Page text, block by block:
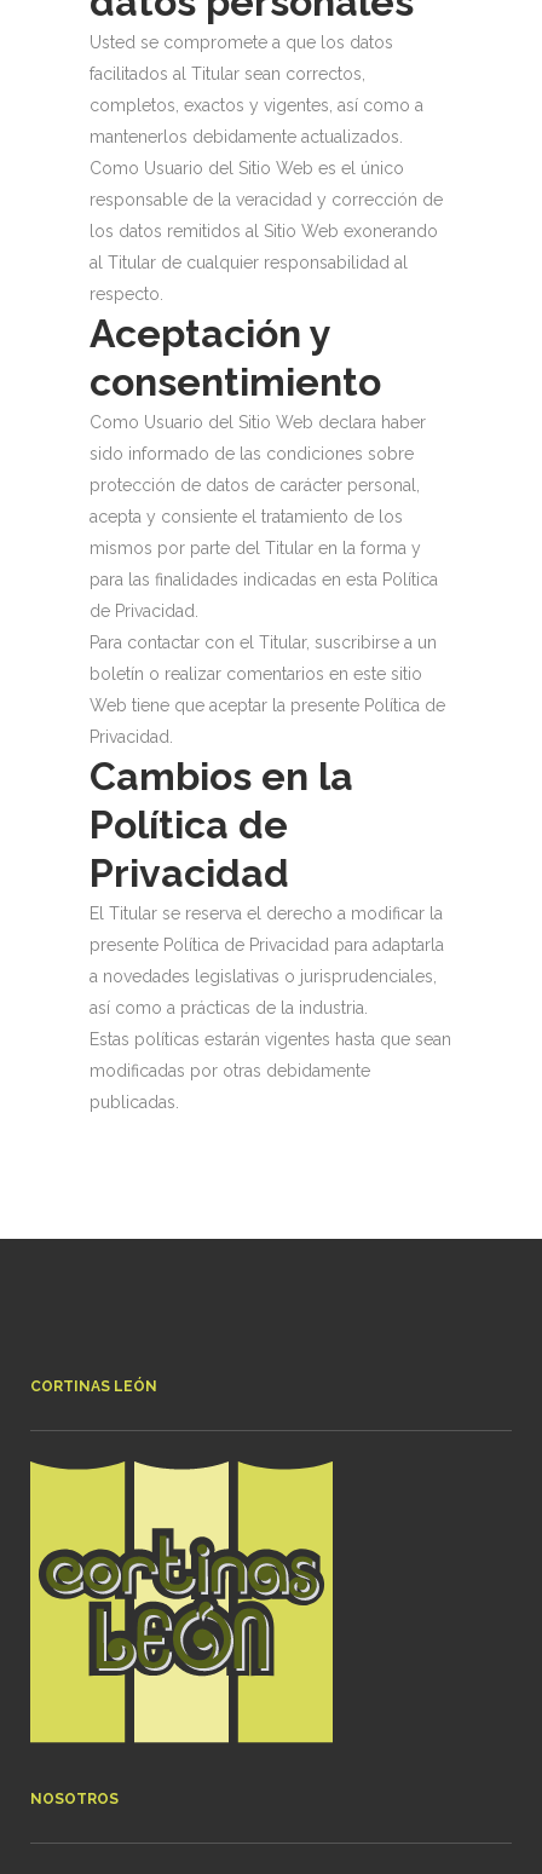
Usted se compromete a que los datos
facilitados al Titular sean correctos,
completos, exactos y vigentes, así como a
mantenerlos debidamente actualizados.
Como Usuario del Sitio Web es el único
responsable de la veracidad y corrección de
los datos remitidos al Sitio Web exonerando
al Titular de cualquier responsabilidad al
respecto.
Aceptación y
consentimiento
Como Usuario del Sitio Web declara haber
sido informado de las condiciones sobre
protección de datos de carácter personal,
acepta y consiente el tratamiento de los
mismos por parte del Titular en la forma y
para las finalidades indicadas en esta Política
de Privacidad.
Para contactar con el Titular, suscribirse a un
boletín o realizar comentarios en este sitio
Web tiene que aceptar la presente Política de
Privacidad.
Cambios en la
Política de
Privacidad
El Titular se reserva el derecho a modificar la
presente Política de Privacidad para adaptarla
a novedades legislativas o jurisprudenciales,
así como a prácticas de la industria.
Estas políticas estarán vigentes hasta que sean
modificadas por otras debidamente
publicadas.
CORTINAS LEÓN
NOSOTROS